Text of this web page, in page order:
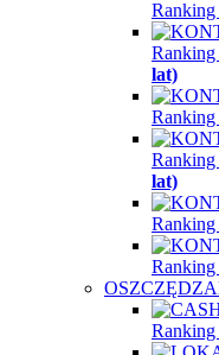
Ranking
Ranking
lat)
Ranking
Ranking
lat)
Ranking
Ranking
Ranking